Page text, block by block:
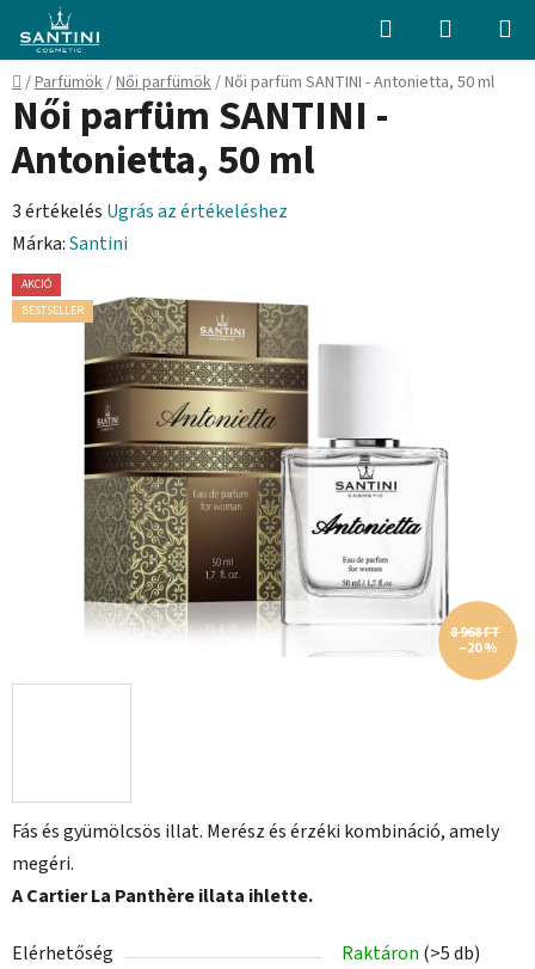
fő
tartalomhoz
Keresés KOSÁR
Kezdőlap
/Parfümök/Női parfümök/Női parfüm SANTINI - Antonietta, 50 ml
Fás és gyümölcsös illat. Merész és érzéki kombináció, amely
megéri.
A Cartier La Panthère illata ihlette.
Elérhetőség Raktáron (>5 db)
Női parfüm SANTINI -
Antonietta, 50 ml
A
termék
átlagos
értékelése
3 értékelés Ugrás az értékeléshez
Márka:Santini
AKCIÓ
BESTSELLER
8 968 FT
–20 %